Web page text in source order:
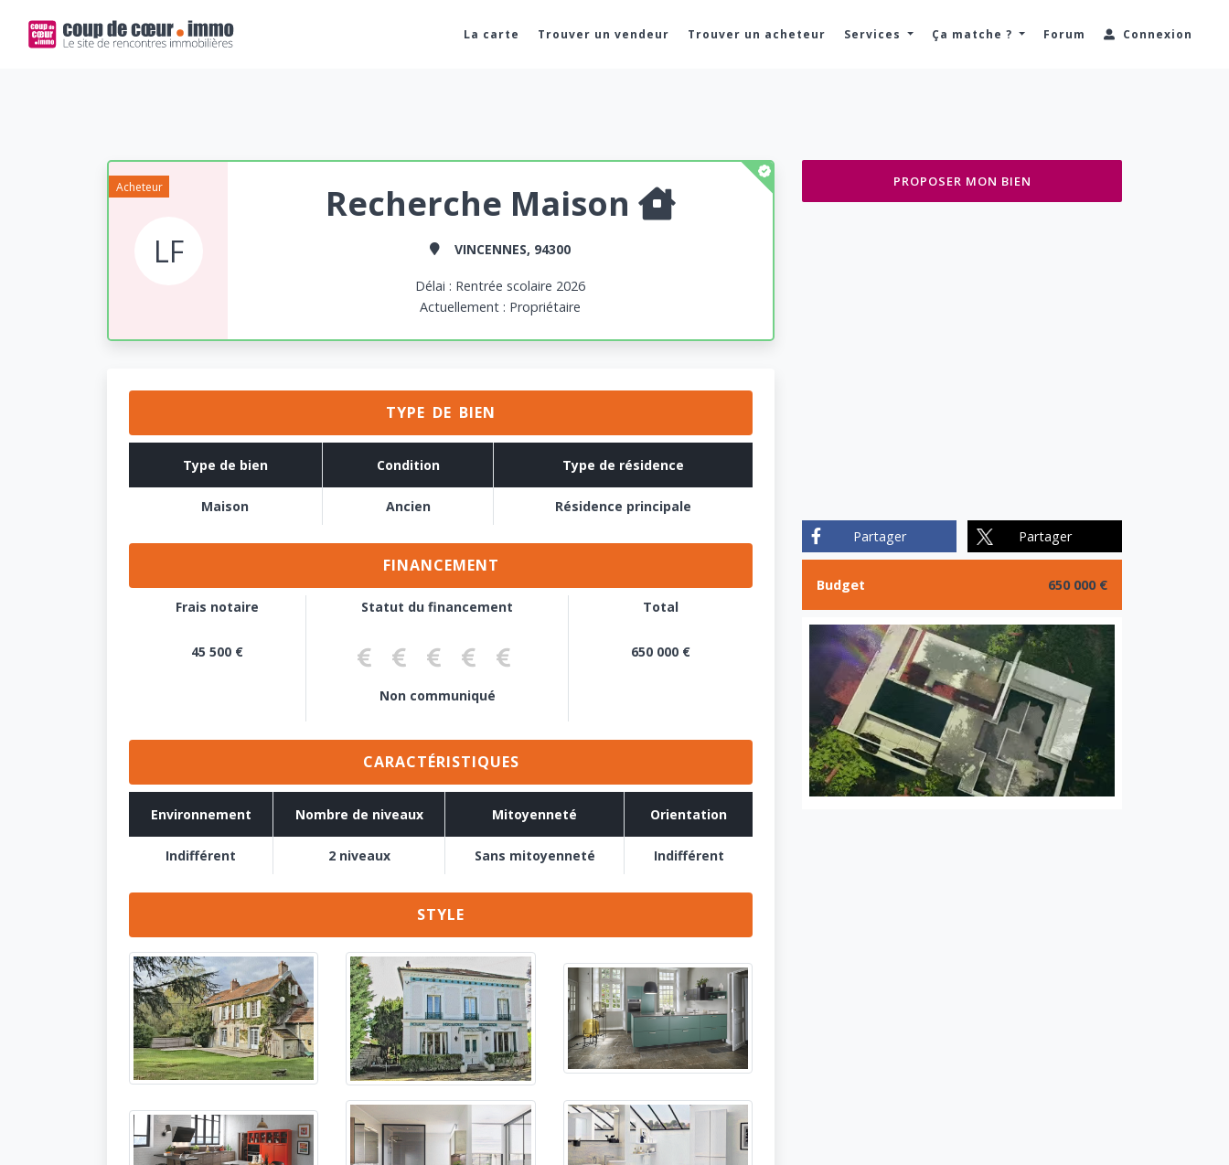
La carte Trouver un vendeur Trouver un acheteur Services Ça matche ? Forum Connexion
Acheteur
LF
Recherche Maison
VINCENNES, 94300
Délai : Rentrée scolaire 2026
Actuellement : Propriétaire
TYPE DE BIEN
Type de bien
Maison
Condition
Ancien
Type de résidence
Résidence principale
FINANCEMENT
Frais notaire
45 500 €
Statut du financement
Aucune démarche réalisée
Pré-étude de prêt
Pré-accord de prêt
Accord de principe
Pas d'emprunt
Non communiqué
Total
650 000 €
CARACTÉRISTIQUES
Environnement
Indifférent
Nombre de niveaux
2 niveaux
Mitoyenneté
Sans mitoyenneté
Orientation
Indifférent
STYLE
Partager Partager
Budget 650 000 €